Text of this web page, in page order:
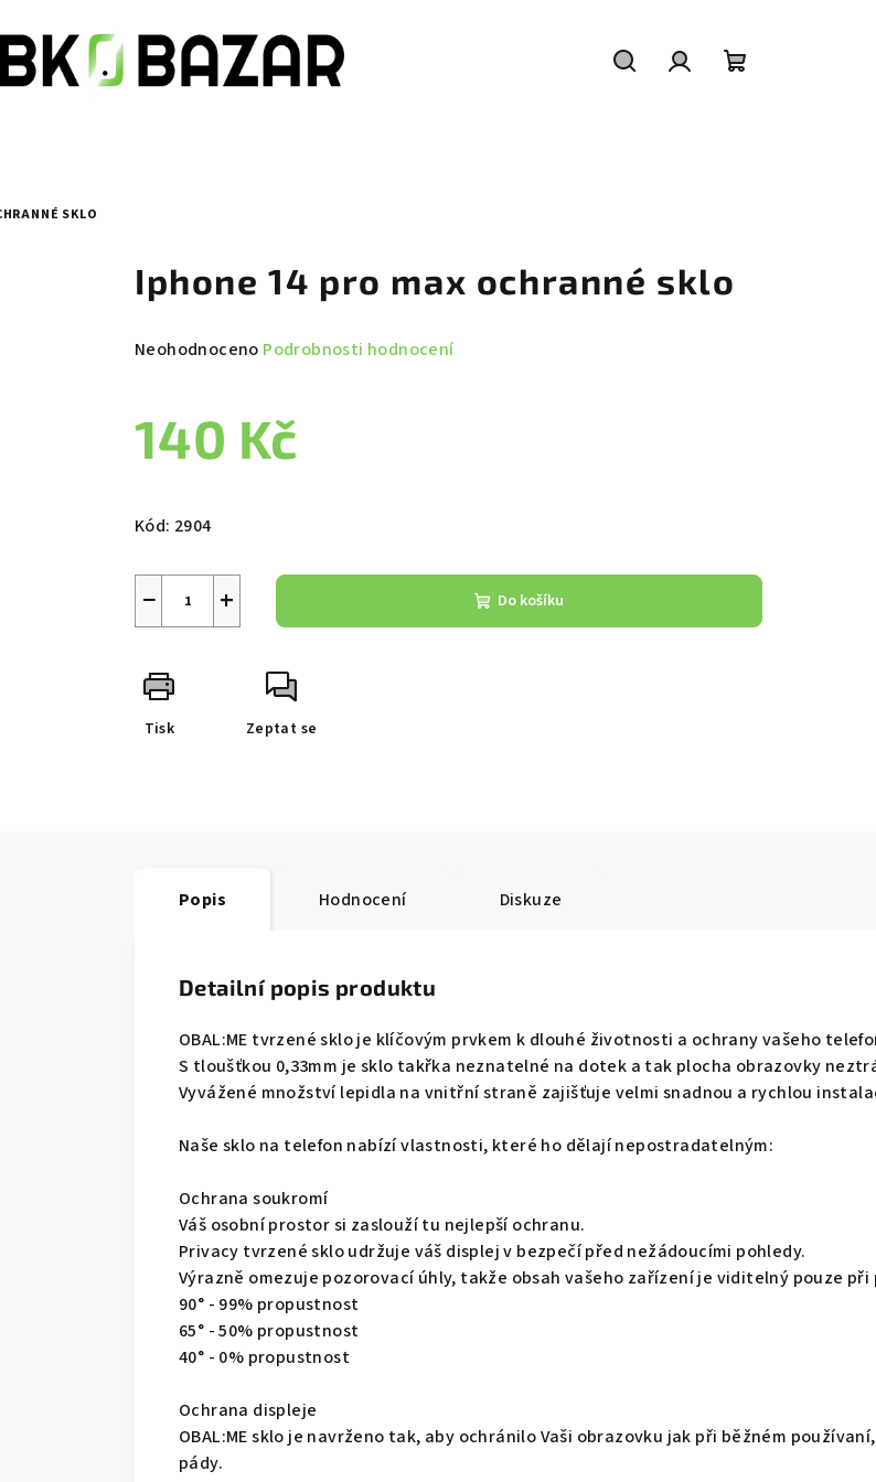
SKLO
Iphone 14 pro max ochranné sklo
Průměrné
je
0,0
hvězdiček.
Neohodnoceno Podrobnosti hodnocení
140 Kč
cena:
Kód: 2904
+
− Do košíku
Tisk Zeptat se
Popis Hodnocení Diskuze
Detailní popis produktu
OBAL:ME tvrzené sklo je klíčovým prvkem k dlouhé životnosti a ochrany vašeho
S tloušťkou 0,33mm je sklo takřka neznatelné na dotek a tak plocha obrazovky
Vyvážené množství lepidla na vnitřní straně zajišťuje velmi snadnou a rychlou
Naše sklo na telefon nabízí vlastnosti, které ho dělají nepostradatelným:
Ochrana soukromí
Váš osobní prostor si zaslouží tu nejlepší ochranu.
Privacy tvrzené sklo udržuje váš displej v bezpečí před nežádoucími pohledy.
Výrazně omezuje pozorovací úhly, takže obsah vašeho zařízení je viditelný pouze
90° - 99% propustnost
65° - 50% propustnost
40° - 0% propustnost
Ochrana displeje
OBAL:ME sklo je navrženo tak, aby ochránilo Vaši obrazovku jak při běžném
pády.